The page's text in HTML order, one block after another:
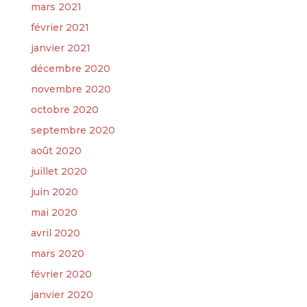
mars 2021
février 2021
janvier 2021
décembre 2020
novembre 2020
octobre 2020
septembre 2020
août 2020
juillet 2020
juin 2020
mai 2020
avril 2020
mars 2020
février 2020
janvier 2020